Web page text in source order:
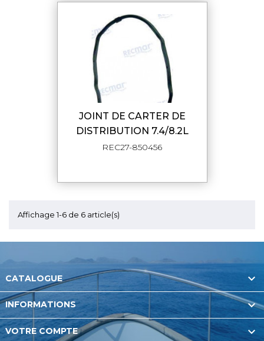
JOINT DE CARTER DE
DISTRIBUTION 7.4/8.2L
REC27-850456
Affichage 1-6 de 6 article(s)
CATALOGUE 
INFORMATIONS 
VOTRE COMPTE 